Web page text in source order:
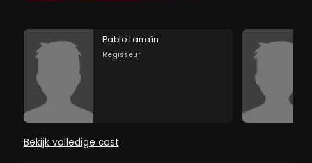
Pablo Larraín
Regisseur
Bekijk volledige cast